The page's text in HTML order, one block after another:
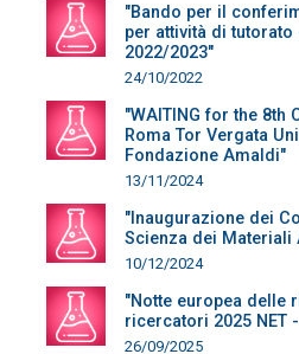
"Bando per il
per attività di
2022/2023"
24/10/2022
"WAITING for the 8th
Roma Tor Vergata
Fondazione Amaldi"
13/11/2024
"Inaugurazione dei
Scienza dei Materiali
10/12/2024
"Notte europea delle
ricercatori 2025 NET -
26/09/2025